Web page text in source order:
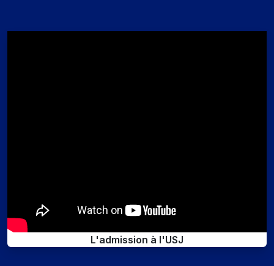
L'admission à l'USJ